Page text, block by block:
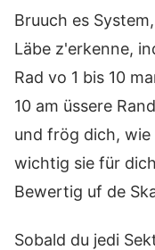
Bruuch es
Läbe z'erkenne,
Rad vo 1 bis 10
10 am üssere
und frög dich,
wichtig sie für
Bewertig uf de
Sobald du jedi